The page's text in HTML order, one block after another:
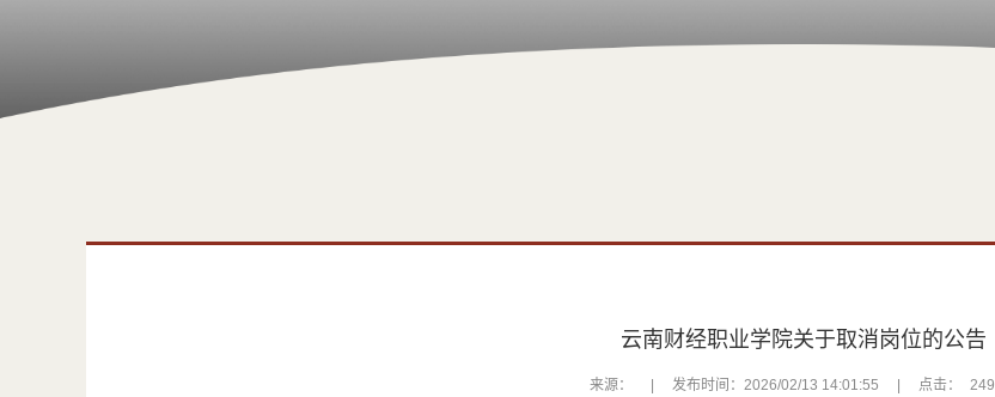
云南财经职业学院关于取消岗位的公告
来源： | 发布时间：2026/02/13 14:01:55 | 点击： 249